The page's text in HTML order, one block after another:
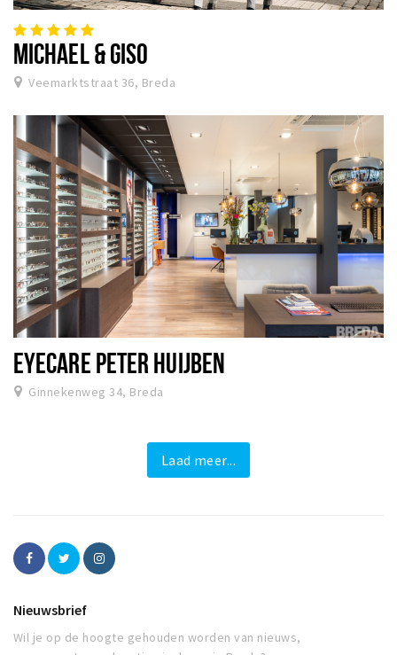
MICHAEL & GISO
Veemarktstraat 36, Breda
EYECARE PETER HUIJBEN
Ginnekenweg 34, Breda
Laad meer...
Nieuwsbrief
Wil je op de hoogte gehouden worden van nieuws,